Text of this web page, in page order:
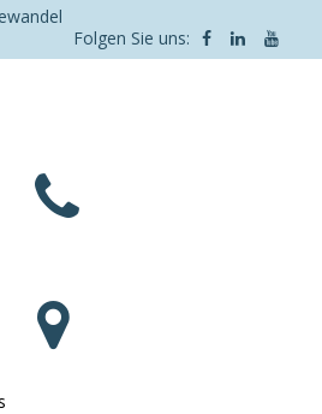
Folgen Sie uns: